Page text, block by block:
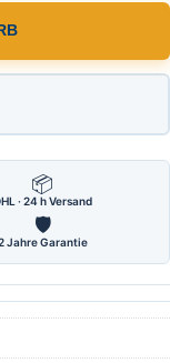
📦
· 24 h Versand
🛡
Jahre Garantie